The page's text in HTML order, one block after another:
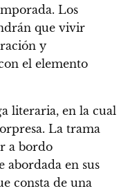
Los
que vivir
y
el elemento
literaria, en la cual
La trama
a bordo
abordada en sus
consta de una